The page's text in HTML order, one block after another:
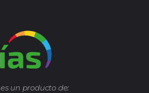
es un producto de: